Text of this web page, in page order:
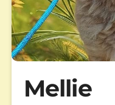
Mellie